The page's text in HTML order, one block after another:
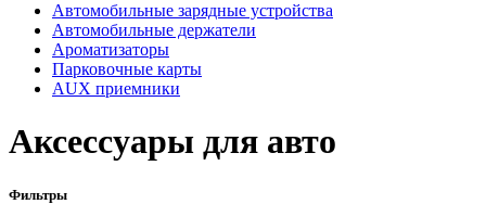
Автомобильные зарядные устройства
Автомобильные держатели
Ароматизаторы
Парковочные карты
AUX приемники
Аксессуары для авто
Фильтры